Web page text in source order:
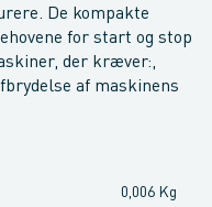
De kompakte
for start og stop
der kræver:,
af maskinens
0,006 Kg